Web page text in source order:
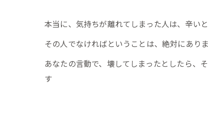
本当に、気持ちが離れてしまった人は、辛い
その人でなければということは、絶対にあり
あなたの言動で、壊してしまったとしたら、
す